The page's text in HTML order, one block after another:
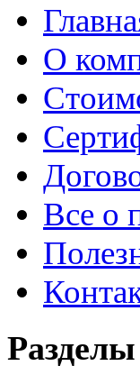
О
Все о
Разделы